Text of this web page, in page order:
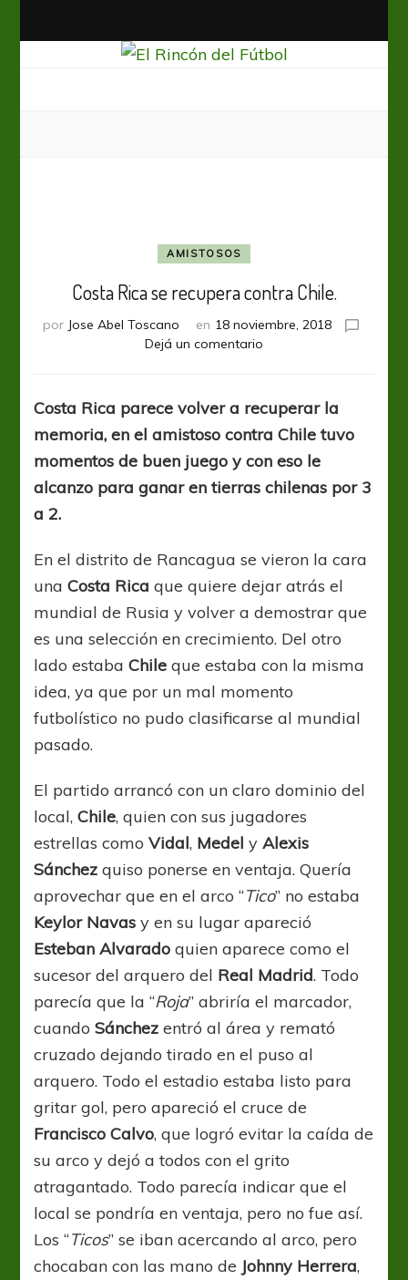
AMISTOSOS
Costa Rica se recupera contra Chile.
por Jose Abel Toscano en 18 noviembre, 2018
Dejá un comentario
recupera
contra
Chile.
Costa Rica parece volver a recuperar la
memoria, en el amistoso contra Chile tuvo
momentos de buen juego y con eso le
alcanzo para ganar en tierras chilenas por 3
a 2.
En el distrito de Rancagua se vieron la cara
unaCosta Rica que quiere dejar atrás el
mundial de Rusia y volver a demostrar que
es una selección en crecimiento. Del otro
lado estabaChile que estaba con la misma
idea, ya que por un mal momento
futbolístico no pudo clasificarse al mundial
pasado.
El partido arrancó con un claro dominio del
local,Chile, quien con sus jugadores
estrellas comoVidal, Medel yAlexis
Sánchez quiso ponerse en ventaja. Quería
aprovechar que en el arco “Tico” no estaba
Keylor Navas y en su lugar apareció
Esteban Alvarado quien aparece como el
sucesor del arquero del Real Madrid. Todo
parecía que la “Roja” abriría el marcador,
cuandoSánchez entró al área y remató
cruzado dejando tirado en el puso al
arquero. Todo el estadio estaba listo para
gritar gol, pero apareció el cruce de
Francisco Calvo, que logró evitar la caída de
su arco y dejó a todos con el grito
atragantado. Todo parecía indicar que el
local se pondría en ventaja, pero no fue así.
Los “Ticos” se iban acercando al arco, pero
chocaban con las mano de Johnny Herrera,